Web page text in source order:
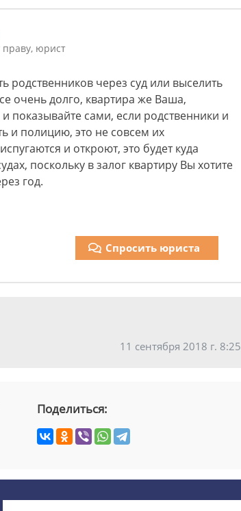
юрист
через суд или выселить
очень долго, квартира же Ваша,
показывайте сами, если родственники и
и полицию, это не совсем их
и откроют, это будет куда
поскольку в залог квартиру Вы хотите
год.
Спросить юриста
11 сентября 2018 г. 8:25
Поделиться: